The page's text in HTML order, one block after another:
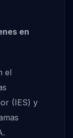
en
el
(IES) y